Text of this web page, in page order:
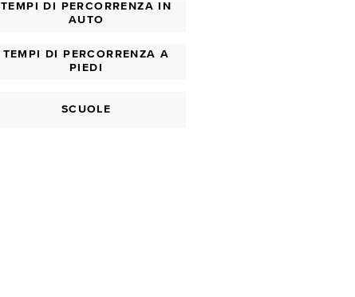
TEMPI DI PERCORRENZA IN
AUTO
TEMPI DI PERCORRENZA A
PIEDI
SCUOLE